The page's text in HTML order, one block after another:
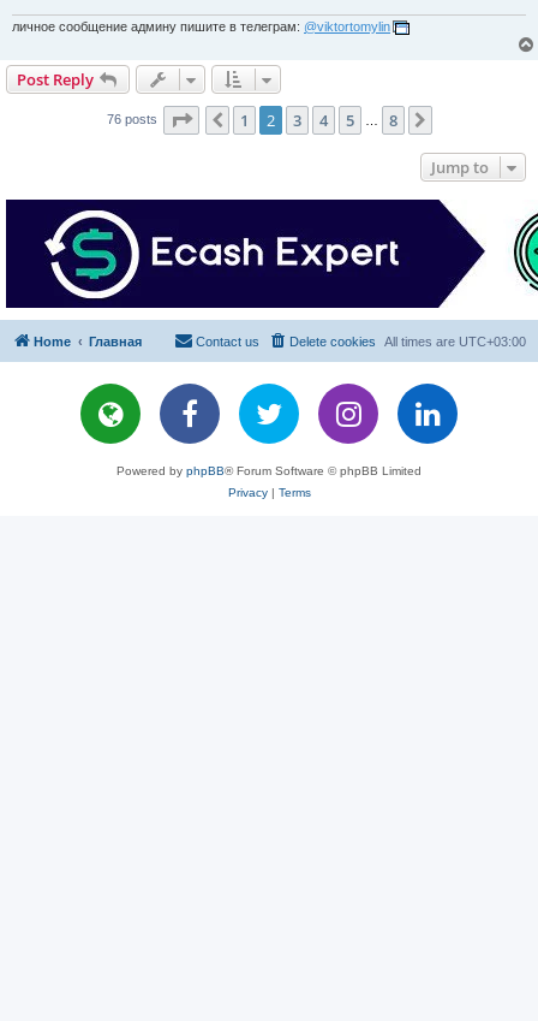
личное сообщение админу пишите в телеграм: @viktortomylin
Post Reply
76 posts Page of 8
Previous
1 2 3 4 5 8
Jump to
Home Главная All times are UTC+03:00
Delete cookies
Contact us
Powered by phpBB® Forum Software © phpBB Limited
Privacy| Terms